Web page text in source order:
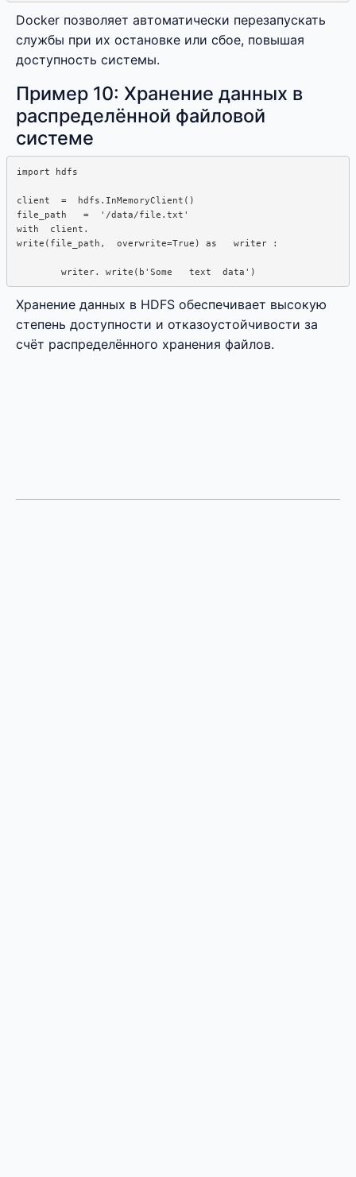
Docker позволяет автоматически перезапускать
службы при их остановке или сбое, повышая
доступность системы.
Пример 10: Хранение данных в
распределённой файловой
системе
import hdfs
client  =  hdfs.InMemoryClient()
file_path   =  '/data/file.txt'
with  client.
write(file_path,  overwrite=True) as   writer :
Хранение данных в HDFS обеспечивает высокую
степень доступности и отказоустойчивости за
счёт распределённого хранения файлов.